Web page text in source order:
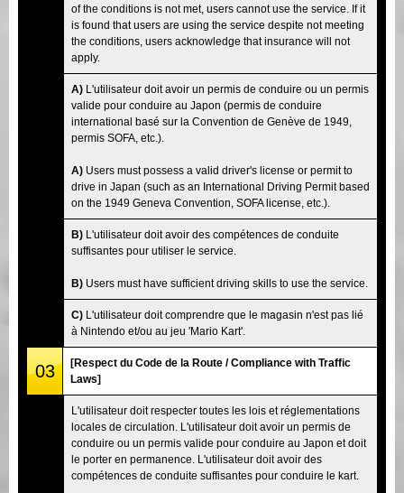
of the conditions is not met, users cannot use the service. If it
is found that users are using the service despite not meeting
the conditions, users acknowledge that insurance will not
apply.
A) L'utilisateur doit avoir un permis de conduire ou un permis
valide pour conduire au Japon (permis de conduire
international basé sur la Convention de Genève de 1949,
permis SOFA, etc.).
A) Users must possess a valid driver's license or permit to
drive in Japan (such as an International Driving Permit based
on the 1949 Geneva Convention, SOFA license, etc.).
B) L'utilisateur doit avoir des compétences de conduite
suffisantes pour utiliser le service.
B) Users must have sufficient driving skills to use the service.
C) L'utilisateur doit comprendre que le magasin n'est pas lié
à Nintendo et/ou au jeu 'Mario Kart'.
03
[Respect du Code de la Route / Compliance with Traffic
Laws]
L'utilisateur doit respecter toutes les lois et réglementations
locales de circulation. L'utilisateur doit avoir un permis de
conduire ou un permis valide pour conduire au Japon et doit
le porter en permanence. L'utilisateur doit avoir des
compétences de conduite suffisantes pour conduire le kart.